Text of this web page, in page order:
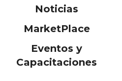
Noticias
MarketPlace
Eventos y
Capacitaciones